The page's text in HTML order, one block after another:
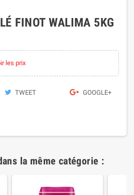
FINOT WALIMA 5KG
les prix
TWEET GOOGLE+
la même catégorie :